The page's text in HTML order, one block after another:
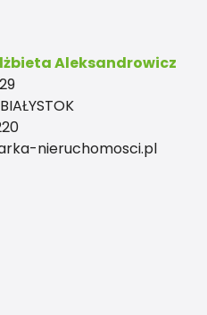
Aleksandrowicz
nieruchomosci.pl